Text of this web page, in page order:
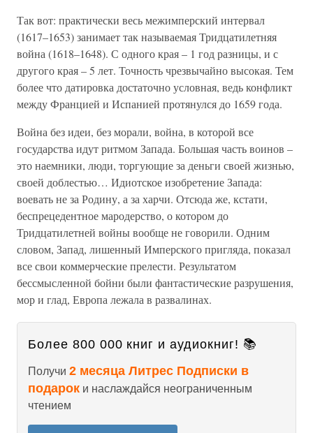
Так вот: практически весь межимперский интервал
(1617–1653) занимает так называемая Тридцатилетняя
война (1618–1648). С одного края – 1 год разницы, и с
другого края – 5 лет. Точность чрезвычайно высокая. Тем
более что датировка достаточно условная, ведь конфликт
между Францией и Испанией протянулся до 1659 года.
Война без идеи, без морали, война, в которой все
государства идут ритмом Запада. Большая часть воинов –
это наемники, люди, торгующие за деньги своей жизнью,
своей доблестью… Идиотское изобретение Запада:
воевать не за Родину, а за харчи. Отсюда же, кстати,
беспрецедентное мародерство, о котором до
Тридцатилетней войны вообще не говорили. Одним
словом, Запад, лишенный Имперского пригляда, показал
все свои коммерческие прелести. Результатом
бессмысленной бойни были фантастические разрушения,
мор и глад, Европа лежала в развалинах.
Более 800 000 книг и аудиокниг! 📚
Получи 2 месяца Литрес Подписки в
подарок и наслаждайся неограниченным
чтением